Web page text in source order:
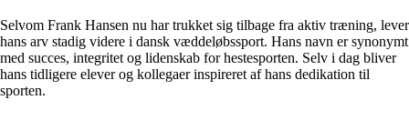
Selvom Frank Hansen nu har trukket sig tilbage fra aktiv træning, lever
hans arv stadig videre i dansk væddeløbssport. Hans navn er synonymt
med succes, integritet og lidenskab for hestesporten. Selv i dag bliver
hans tidligere elever og kollegaer inspireret af hans dedikation til
sporten.